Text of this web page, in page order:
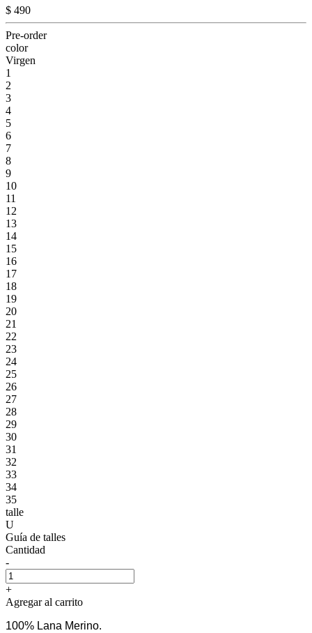
$ 490
Pre-order
color
Virgen
1
2
3
4
5
6
7
8
9
10
11
12
13
14
15
16
17
18
19
20
21
22
23
24
25
26
27
28
29
30
31
32
33
34
35
talle
U
Guía de talles
Cantidad
-
+
Agregar al carrito
100% Lana Merino.